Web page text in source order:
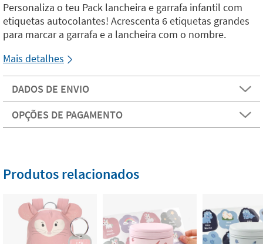
Personaliza o teu Pack lancheira e garrafa infantil com
etiquetas autocolantes! Acrescenta 6 etiquetas grandes
para marcar a garrafa e a lancheira com o nombre.
Mais detalhes
DADOS DE ENVIO
OPÇÕES DE PAGAMENTO
Produtos relacionados